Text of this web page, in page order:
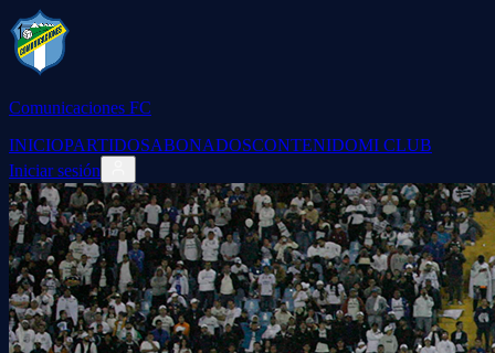
Comunicaciones FC
INICIOPARTIDOSABONADOSCONTENIDOMI CLUB
Iniciar sesión